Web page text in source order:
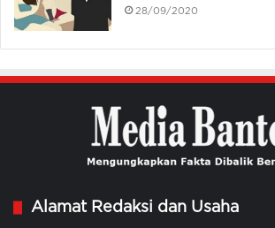
28/09/2020
Alamat Redaksi dan Usaha